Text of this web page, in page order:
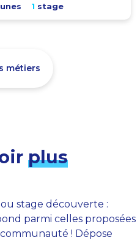
1 stage
métiers
plus
stage découverte :
parmi celles proposées
! Dépose